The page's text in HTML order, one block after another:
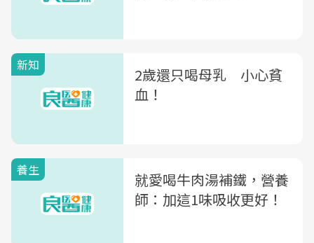
新知
2歲還只喝母乳 小心貧
血！
養生
就愛喝牛肉湯補鐵，營養
師：加這1味吸收更好！